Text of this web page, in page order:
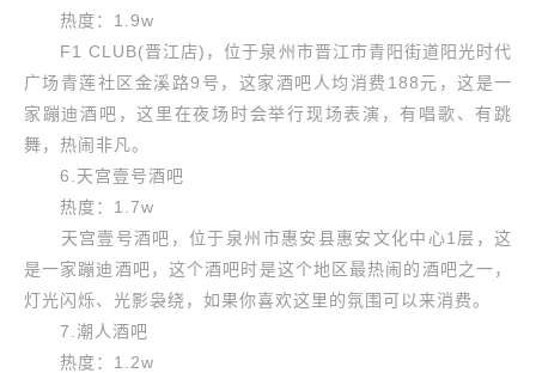
热度：1.9w
F1 CLUB(晋江店)，位于泉州市晋江市青阳街道阳光时代
广场青莲社区金溪路9号，这家酒吧人均消费188元，这是一
家蹦迪酒吧，这里在夜场时会举行现场表演，有唱歌、有跳
舞，热闹非凡。
6.天宫壹号酒吧
热度：1.7w
天宫壹号酒吧，位于泉州市惠安县惠安文化中心1层，这
是一家蹦迪酒吧，这个酒吧时是这个地区最热闹的酒吧之一，
灯光闪烁、光影袅绕，如果你喜欢这里的氛围可以来消费。
7.潮人酒吧
热度：1.2w